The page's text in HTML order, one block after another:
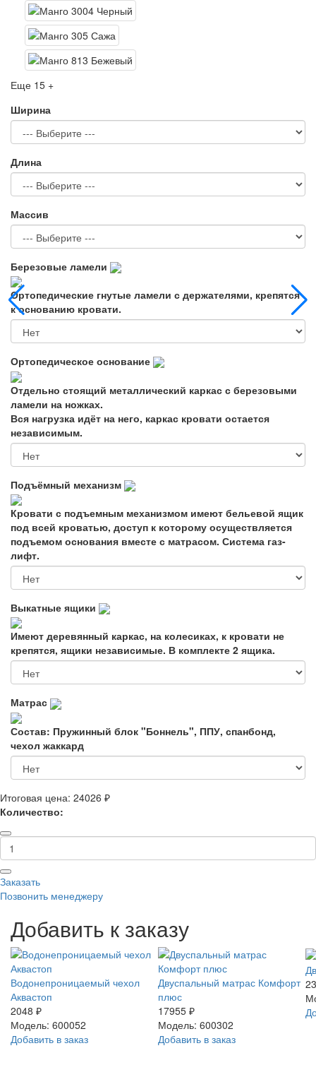
Еще 15 +
Ширина
Длина
Массив
Березовые ламели
Ортопедические гнутые ламели с держателями, крепятся
к основанию кровати.
Ортопедическое основание
Отдельно стоящий металлический каркас с березовыми
ламели на ножках.
Вся нагрузка идёт на него, каркас кровати остается
независимым.
Подъёмный механизм
Кровати с подъемным механизмом имеют бельевой ящик
под всей кроватью, доступ к которому осуществляется
подъемом основания вместе с матрасом. Система газ-
лифт.
Выкатные ящики
Имеют деревянный каркас, на колесиках, к кровати не
крепятся, ящики независимые. В комплекте 2 ящика.
Матрас
Состав: Пружинный блок "Боннель", ППУ, спанбонд,
чехол жаккард
Итоговая цена: 24026 ₽
Количество:
Заказать
Позвонить менеджеру
Добавить к заказу
Водонепроницаемый чехол
Аквастоп
2048 ₽
Модель: 600052
Добавить в заказ
Двуспальный матрас Комфорт
плюс
17955 ₽
Модель: 600302
Добавить в заказ